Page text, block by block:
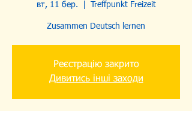
вт, 11 бер. Treffpunkt Freizeit
Zusammen Deutsch lernen
Реєстрацію закрито
Дивитись інші заходи